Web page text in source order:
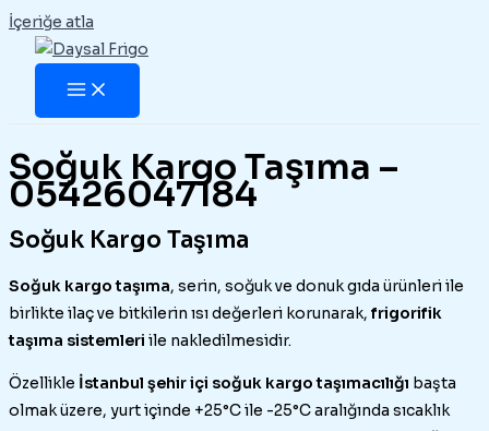
İçeriğe atla
Soğuk Kargo Taşıma –
05426047184
Soğuk Kargo Taşıma
Soğuk kargo taşıma, serin, soğuk ve donuk gıda ürünleri ile
birlikte ilaç ve bitkilerin ısı değerleri korunarak, frigorifik
taşıma sistemleri ile nakledilmesidir.
Özellikle İstanbul şehir içi soğuk kargo taşımacılığı başta
olmak üzere, yurt içinde +25°C ile -25°C aralığında sıcaklık